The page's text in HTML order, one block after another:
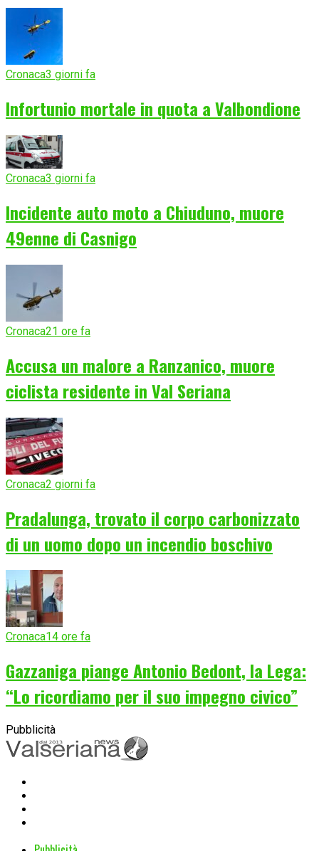
Cronaca3 giorni fa
Infortunio mortale in quota a Valbondione
Cronaca3 giorni fa
Incidente auto moto a Chiuduno, muore
49enne di Casnigo
Cronaca21 ore fa
Accusa un malore a Ranzanico, muore
ciclista residente in Val Seriana
Cronaca2 giorni fa
Pradalunga, trovato il corpo carbonizzato
di un uomo dopo un incendio boschivo
Cronaca14 ore fa
Gazzaniga piange Antonio Bedont, la Lega:
“Lo ricordiamo per il suo impegno civico”
Pubblicità